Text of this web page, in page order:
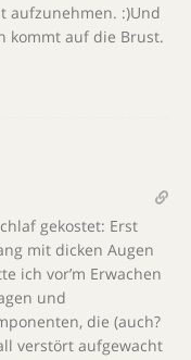
aufzunehmen. :)Und
kommt auf die Brust.
gekostet: Erst
mit dicken Augen
ich vor’m Erwachen
und
die (auch?
verstört aufgewacht